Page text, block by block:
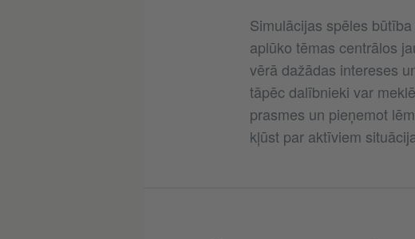
Simulācijas spēles
aplūko tēmas centrālos
vērā dažādas intereses
tāpēc dalībnieki var
prasmes un pieņemot
kļūst par aktīviem